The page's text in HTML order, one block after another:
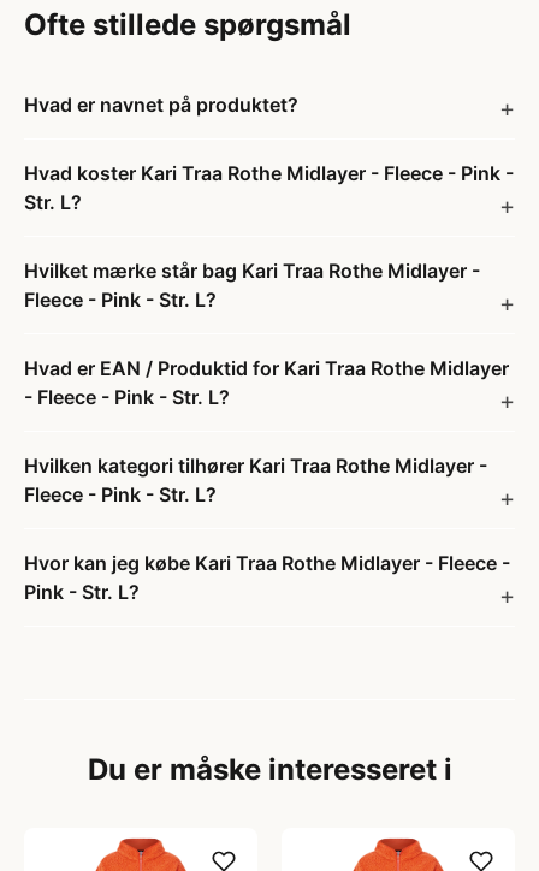
Ofte stillede spørgsmål
Hvad er navnet på produktet?
Hvad koster Kari Traa Rothe Midlayer - Fleece - Pink -
Str. L?
Hvilket mærke står bag Kari Traa Rothe Midlayer -
Fleece - Pink - Str. L?
Hvad er EAN / Produktid for Kari Traa Rothe Midlayer
- Fleece - Pink - Str. L?
Hvilken kategori tilhører Kari Traa Rothe Midlayer -
Fleece - Pink - Str. L?
Hvor kan jeg købe Kari Traa Rothe Midlayer - Fleece -
Pink - Str. L?
Du er måske interesseret i